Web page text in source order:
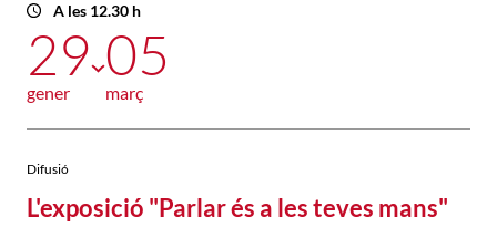
A les 12.30 h
29
gener
05
març
Difusió
L'exposició "Parlar és a les teves mans"